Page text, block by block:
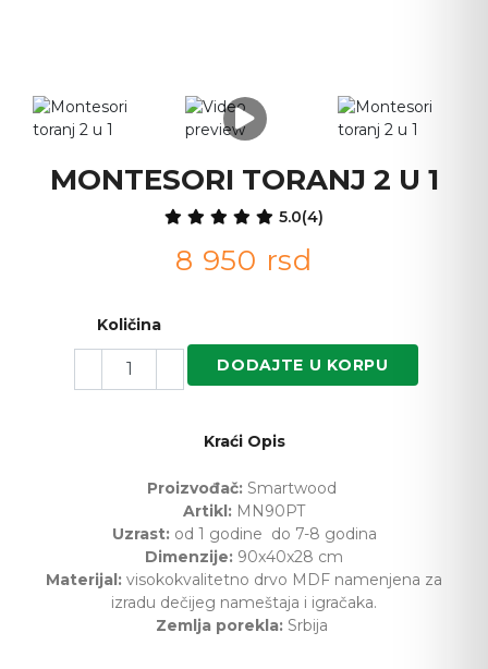
MONTESORI TORANJ 2 U 1
5.0(4)
8 950 rsd
Količina
DODAJTE U KORPU
Kraći Opis
Proizvođač: Smartwood
Artikl: MN90PT
Uzrast:od 1 godine do 7-8 godina
Dimenzije: 90x40x28 cm
Materijal: visokokvalitetno drvo MDF namenjena za
izradu dečijeg nameštaja i igračaka.
Zemlja porekla: Srbija